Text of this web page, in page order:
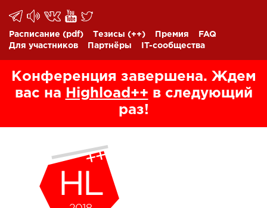
Расписание (pdf) Тезисы (++) Премия
FAQ
Для участников
Партнёры IT-сообщества
Конференция завершена. Ждем
вас на Highload++ в следующий
раз!